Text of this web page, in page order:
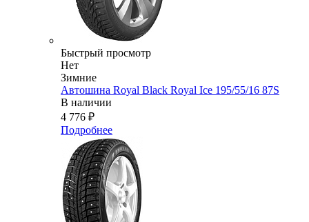
Быстрый просмотр
Нет
Зимние
Автошина Royal Black Royal Ice 195/55/16 87S
В наличии
4 776 ₽
Подробнее